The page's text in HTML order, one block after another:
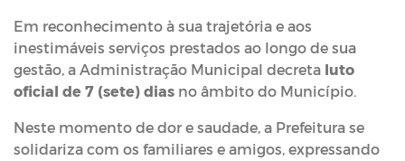
Em reconhecimento à sua trajetória e aos
inestimáveis serviços prestados ao longo de sua
gestão, a Administração Municipal decreta luto
oficial de 7 (sete) dias no âmbito do Município.
Neste momento de dor e saudade, a Prefeitura se
solidariza com os familiares e amigos, expressando